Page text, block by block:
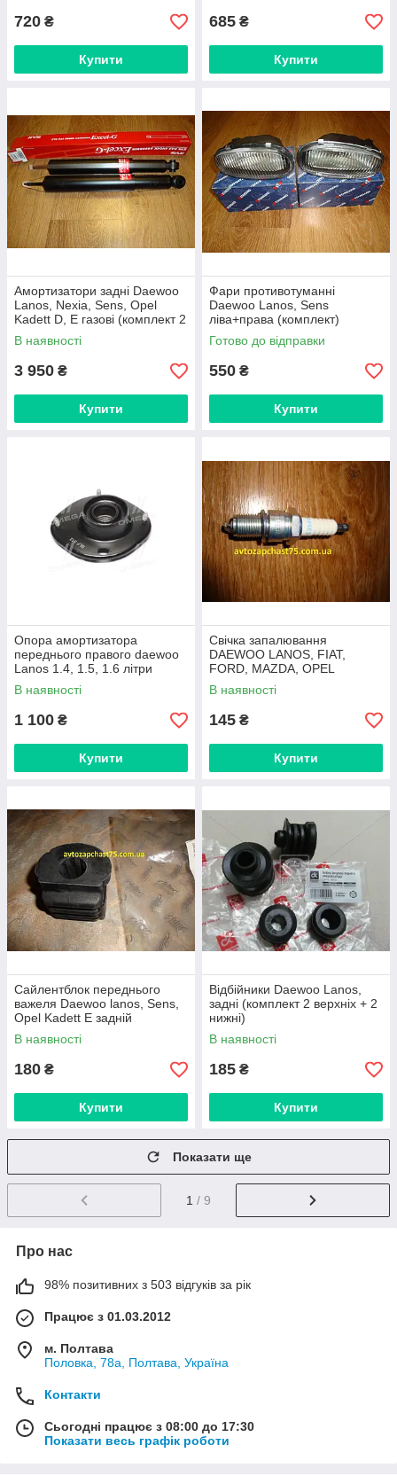
720 ₴
Купити
685 ₴
Купити
Амортизатори задні Daewoo
Lanos, Nexia, Sens, Opel
Kadett D, E газові (комплект 2
штуки) виробник Kayaba,
Тайланд
В наявності
3 950 ₴
Купити
Фари противотуманні
Daewoo Lanos, Sens
ліва+права (комплект)
виробник Standard
Готово до відправки
550 ₴
Купити
Опора амортизатора
переднього правого daewoo
Lanos 1.4, 1.5, 1.6 літри
(виробник Kayaba)
В наявності
1 100 ₴
Купити
Свічка запалювання
DAEWOO LANOS, FIAT,
FORD, MAZDA, OPEL
(виробник NGK, Франція)
В наявності
145 ₴
Купити
Сайлентблок переднього
важеля Daewoo lanos, Sens,
Opel Kadett E задній
(виробник Rider, Угорщина)
В наявності
180 ₴
Купити
Відбійники Daewoo Lanos,
задні (комплект 2 верхніх + 2
нижні)
В наявності
185 ₴
Купити
Показати ще
1 / 9
Про нас
98% позитивних з 503 відгуків за рік
Працює з 01.03.2012
м. Полтава
Половка, 78а, Полтава, Україна
Контакти
Сьогодні працює з 08:00 до 17:30
Показати весь графік роботи